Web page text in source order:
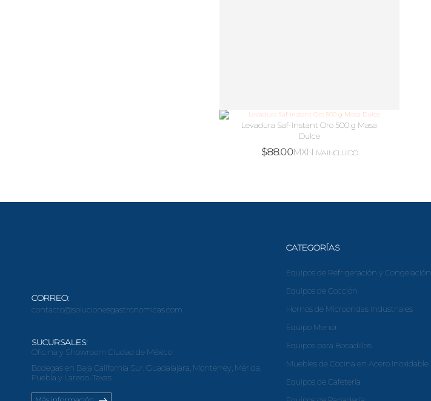
Levadura Saf-Instant Oro 500 g Masa
Dulce
$88.00MXN IVA INCLUIDO
CORREO:
contacto@solucionesgastronomicas.com
SUCURSALES:
Oficina y Showroom Ciudad de México
Bodegas en Baja California Sur, Guadalajara, Monterrey, Mérida,
Puebla y Laredo-Texas.
CATEGORÍAS
Equipos de Refrigeración y Congelación
Equipos de Cocción
Hornos de Microondas Industriales
Equipo Menor
Equipos para Bocadillos
Muebles de Cocina en Acero Inoxidable
Equipos de Cafetería